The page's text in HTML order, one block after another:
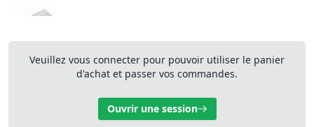
Veuillez vous connecter pour pouvoir utiliser le panier
d'achat et passer vos commandes.
Ouvrir une session